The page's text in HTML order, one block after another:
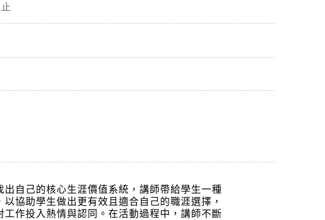
自己的核心生涯價值系統，講師帶給學生一種
協助學生做出更有效且適合自己的職涯選擇，
作投入熱情與認同。在活動過程中，講師不斷